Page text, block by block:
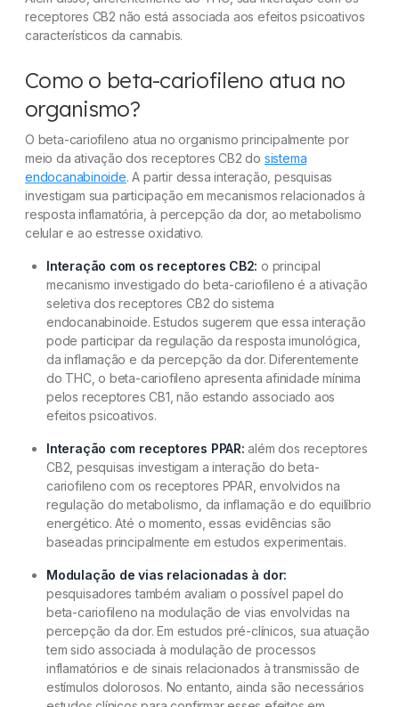
receptores CB2 não está associada aos efeitos psicoativos
característicos da cannabis.
Como o beta-cariofileno atua no
organismo?
O beta-cariofileno atua no organismo principalmente por
meio da ativação dos receptores CB2 do sistema
endocanabinoide. A partir dessa interação, pesquisas
investigam sua participação em mecanismos relacionados à
resposta inflamatória, à percepção da dor, ao metabolismo
celular e ao estresse oxidativo.
Interação com os receptores CB2: o principal
mecanismo investigado do beta-cariofileno é a ativação
seletiva dos receptores CB2 do sistema
endocanabinoide. Estudos sugerem que essa interação
pode participar da regulação da resposta imunológica,
da inflamação e da percepção da dor. Diferentemente
do THC, o beta-cariofileno apresenta afinidade mínima
pelos receptores CB1, não estando associado aos
efeitos psicoativos.
Interação com receptores PPAR: além dos receptores
CB2, pesquisas investigam a interação do beta-
cariofileno com os receptores PPAR, envolvidos na
regulação do metabolismo, da inflamação e do equilíbrio
energético. Até o momento, essas evidências são
baseadas principalmente em estudos experimentais.
Modulação de vias relacionadas à dor:
pesquisadores também avaliam o possível papel do
beta-cariofileno na modulação de vias envolvidas na
percepção da dor. Em estudos pré-clínicos, sua atuação
tem sido associada à modulação de processos
inflamatórios e de sinais relacionados à transmissão de
estímulos dolorosos. No entanto, ainda são necessários